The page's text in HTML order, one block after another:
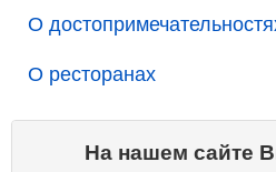
О
О ресторанах
На нашем сайте